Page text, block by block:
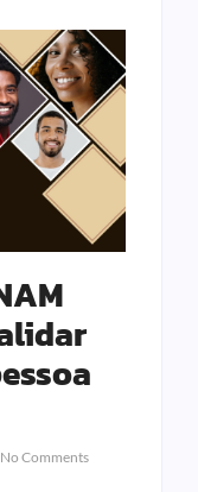
No Comments